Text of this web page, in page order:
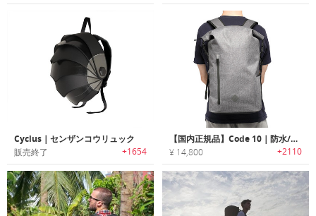
Cyclus｜センザンコウリュック
販売終了 +1654
【国内正規品】Code 10｜防水/盗難防止機能搭載ロールダウンスタイルバックパック「コード10」
¥ 14,800 +2110